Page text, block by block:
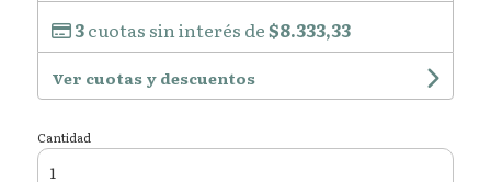
3cuotas sin interés de$8.333,33
Ver cuotas y descuentos
Cantidad